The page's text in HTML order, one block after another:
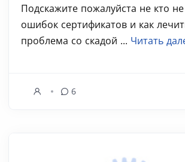
Подскажите пожалуйста не кто
ошибок сертификатов и как
проблема со скадой ... Читать
6